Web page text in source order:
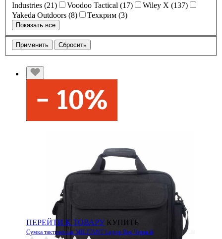
Industries (21)
Voodoo Tactical (17)
Wiley X (137)
Yakeda Outdoors (8)
Техкрим (3)
Показать все
Применить Сбросить
ПЕРЕЙТИ К ТОВАРУ КУПИТЬ
Сумка тактическая MILITANT Laptop Bag Черный